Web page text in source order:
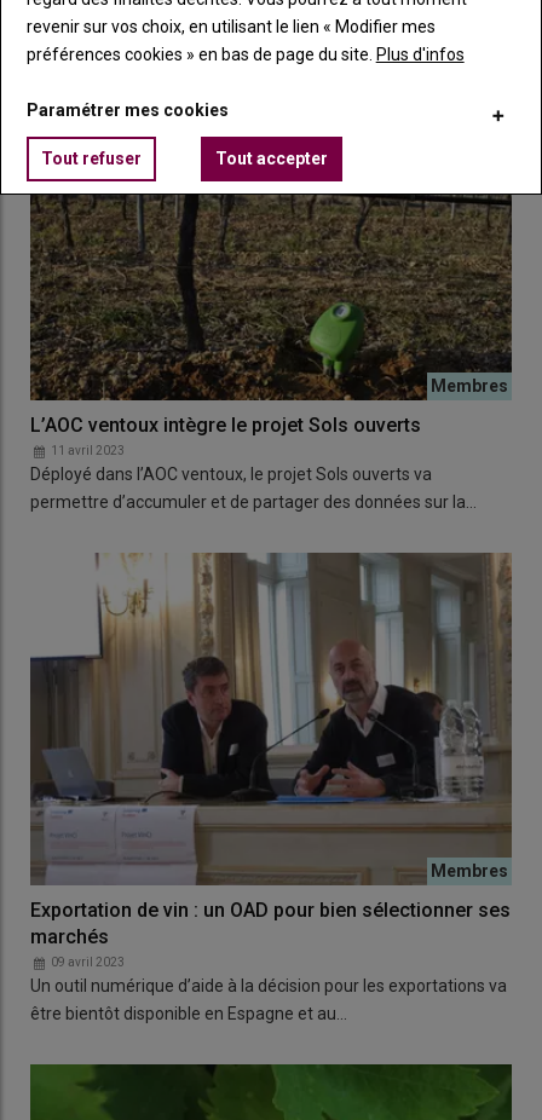
un ravageur émergeant de la vigne. Le point sur…
L’AOC ventoux intègre le projet Sols ouverts
11 avril 2023
Déployé dans l’AOC ventoux, le projet Sols ouverts va
permettre d’accumuler et de partager des données sur la…
Exportation de vin : un OAD pour bien sélectionner ses
marchés
09 avril 2023
Un outil numérique d’aide à la décision pour les exportations va
être bientôt disponible en Espagne et au…
revenir sur vos choix, en utilisant le lien « Modifier mes
préférences cookies » en bas de page du site. Plus d'infos
Paramétrer mes cookies
Tout refuser Tout accepter